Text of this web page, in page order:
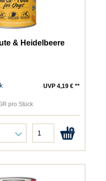
& Heidelbeere
UVP 4,19 € **
pro Stück